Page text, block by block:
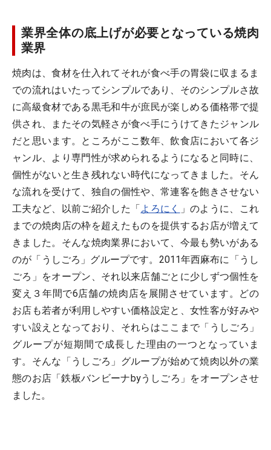
業界全体の底上げが必要となっている焼肉
業界
焼肉は、食材を仕入れてそれが食べ手の胃袋に収まるま
での流れはいたってシンプルであり、そのシンプルさ故
に高級食材である黒毛和牛が庶民が楽しめる価格帯で提
供され、またその気軽さが食べ手にうけてきたジャンル
だと思います。ところがここ数年、飲食店において各ジ
ャンル、より専門性が求められるようになると同時に、
個性がないと生き残れない時代になってきました。そん
な流れを受けて、独自の個性や、常連客を飽きさせない
工夫など、以前ご紹介した「よろにく
」のように、これ
までの焼肉店の枠を超えたものを提供するお店が増えて
きました。そんな焼肉業界において、今最も勢いがある
のが「うしごろ」グループです。2011年西麻布に「うし
ごろ」をオープン、それ以来店舗ごとに少しずつ個性を
変え３年間で6店舗の焼肉店を展開させています。どの
お店も若者が利用しやすい価格設定と、女性客が好みや
すい設えとなっており、それらはここまで「うしごろ」
グループが短期間で成長した理由の一つとなっていま
す。そんな「うしごろ」グループが始めて焼肉以外の業
態のお店「鉄板バンビーナbyうしごろ」をオープンさせ
ました。